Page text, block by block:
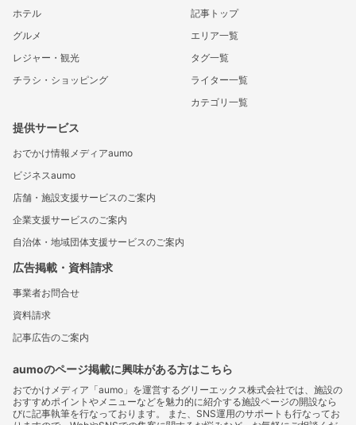
ホテル
グルメ
レジャー・観光
チラシ・ショッピング
記事トップ
エリア一覧
タグ一覧
ライター一覧
カテゴリ一覧
提供サービス
おでかけ情報メディアaumo
ビジネスaumo
店舗・施設支援サービスのご案内
企業支援サービスのご案内
自治体・地域団体支援サービスのご案内
広告掲載・資料請求
事業者お問合せ
資料請求
記事広告のご案内
aumoのページ掲載に興味がある方はこちら
おでかけメディア「aumo」を運営するグリーエックス株式会社では、施設の
おすすめポイントやメニューなどを魅力的に紹介する施設ページの開設なら
びに記事執筆を行なっております。 また、SNS運用のサポートも行なってお